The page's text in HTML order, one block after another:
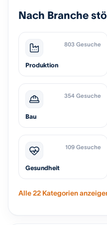
Nach Branche
803 Gesuche
Produktion
354 Gesuche
Bau
109 Gesuche
Gesundheit
Alle 22 Kategorien